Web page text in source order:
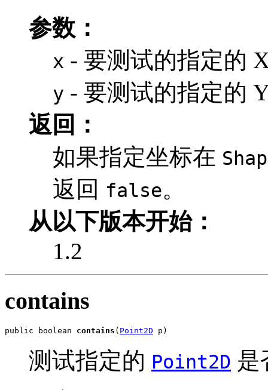
参数：
x - 要测试的指定的
y - 要测试的指定的
返回：
如果指定坐标在
返回 false。
从以下版本开始：
1.2
contains
public boolean contains ( Point2D p)
测试指定的 Point2D